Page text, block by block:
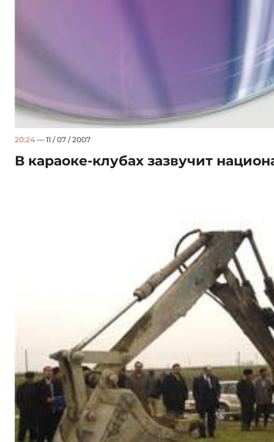
20:24 — 11 / 07 / 2007
В караоке-клубах зазвучит